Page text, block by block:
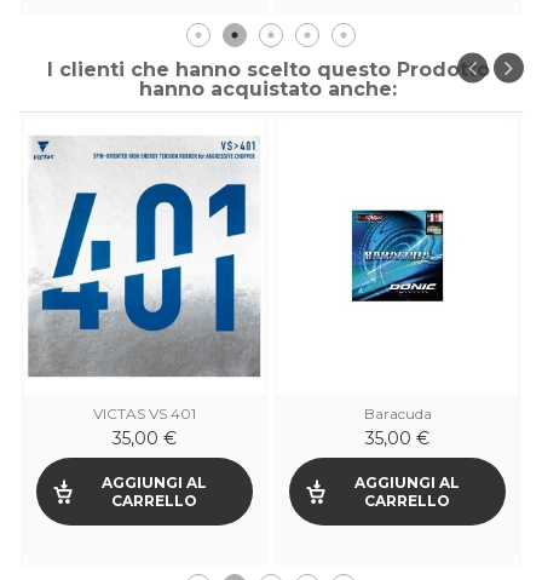
I clienti che hanno scelto questo Prodotto
hanno acquistato anche:
VICTAS VS 401
35,00 €
AGGIUNGI AL
CARRELLO
Baracuda
35,00 €
AGGIUNGI AL
CARRELLO